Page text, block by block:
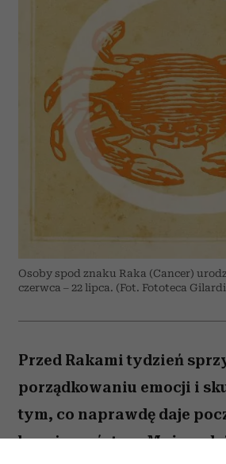
Osoby spod znaku Raka (Cancer)
czerwca – 22 lipca. (Fot. Fototeca
Przed Rakami tydzień
porządkowaniu emocji i
tym, co naprawdę daje
bezpieczeństwa. Możesz